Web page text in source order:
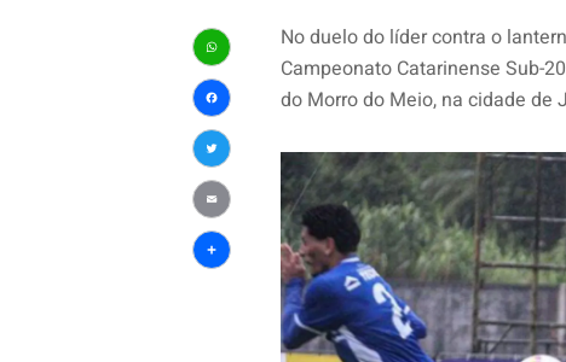
WhatsApp
Facebook
Twitter
Email
Share
No duelo do líder contra o
Campeonato Catarinense Sub-
do Morro do Meio, na cidade de